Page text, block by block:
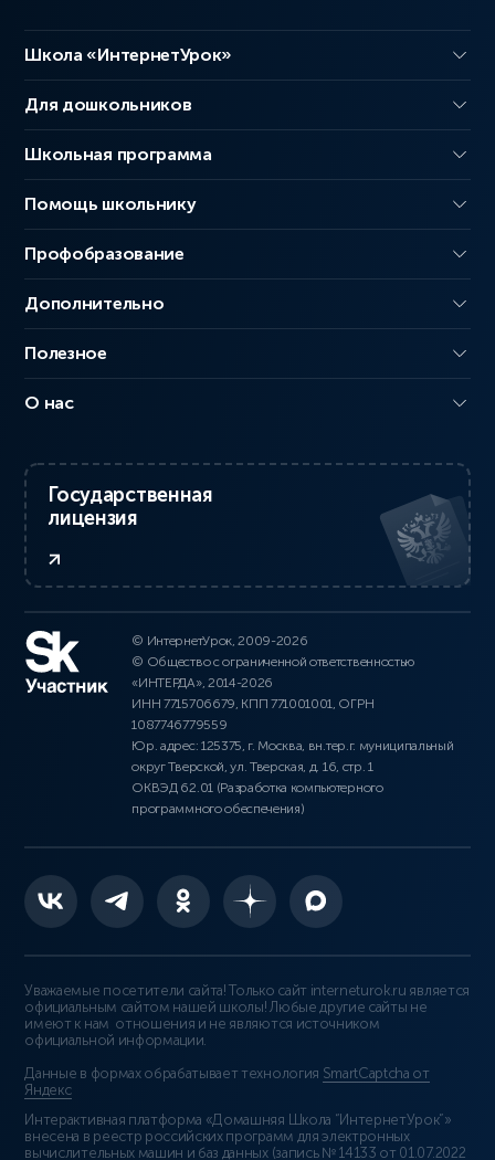
Школа «ИнтернетУрок»
Для дошкольников
Школьная программа
Помощь школьнику
Профобразование
Дополнительно
Полезное
О нас
Государственная
лицензия
© ИнтернетУрок, 2009-2026
© Общество с ограниченной ответственностью
«ИНТЕРДА», 2014-2026
ИНН 7715706679, КПП 771001001, ОГРН
1087746779559
Юр. адрес: 125375, г. Москва, вн.тер.г. муниципальный
округ Тверской, ул. Тверская, д. 16, стр. 1
ОКВЭД 62.01 (Разработка компьютерного
программного обеспечения)
Уважаемые посетители сайта! Только сайт interneturok.ru является
официальным сайтом нашей школы! Любые другие сайты не
имеют к нам отношения и не являются источником
официальной информации.
Данные в формах обрабатывает технология SmartCaptcha от
Яндекс
Интерактивная платформа «Домашняя Школа “ИнтернетУрок”»
внесена в реестр российских программ для электронных
вычислительных машин и баз данных (запись № 14133 от 01.07.2022